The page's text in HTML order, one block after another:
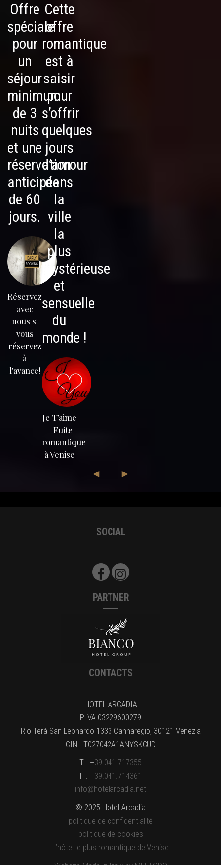
Offre
spéciale
pour
un
séjour
minimum
de 3
nuits
et une
réservation
anticipée
de 60
jours.
Réservez
avec
nous si
vous
réservez
à
l’avance!
Cette
offre
romantique
est à
saisir
pour
s’offrir
quelques
jours
d’amour
dans
la
ville
la
plus
mystérieuse
et
sensuelle
du
monde !
Je T’aime
– Fuite
romantique
à Venise
SOCIAL
PARTNER
CONTACTS
HOTEL ARCADIA
P.IVA 03229600279
Rio Terà San Leonardo 1333 Cannaregio, 30121 Venezia
CIN: IT027042A1ANYSKCUD
T . +39.041.717355
F . +39.041.714361
info@hotelarcadia.net
© 2025 Hotel Arcadia
politique de confidentialité
politique de cookies
L’hôtel le plus romantique de Venise